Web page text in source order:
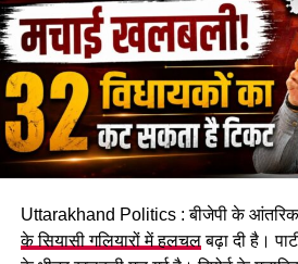
UP NEXT
देहरादून : बैरागीवाला में भाजपा नेता हत्या
गिरफ्तार, आरोपी को बुलडोजर से किया
DON'T MISS
देहरादून के बैरागीवाला में भाजयुमो नेता
पहुंचा सांप्रदायिक तनाव
Uttarakhand Politics : बीजेपी के आंतरिक
के सियासी गलियारों में हलचलबढ़ा दी है।